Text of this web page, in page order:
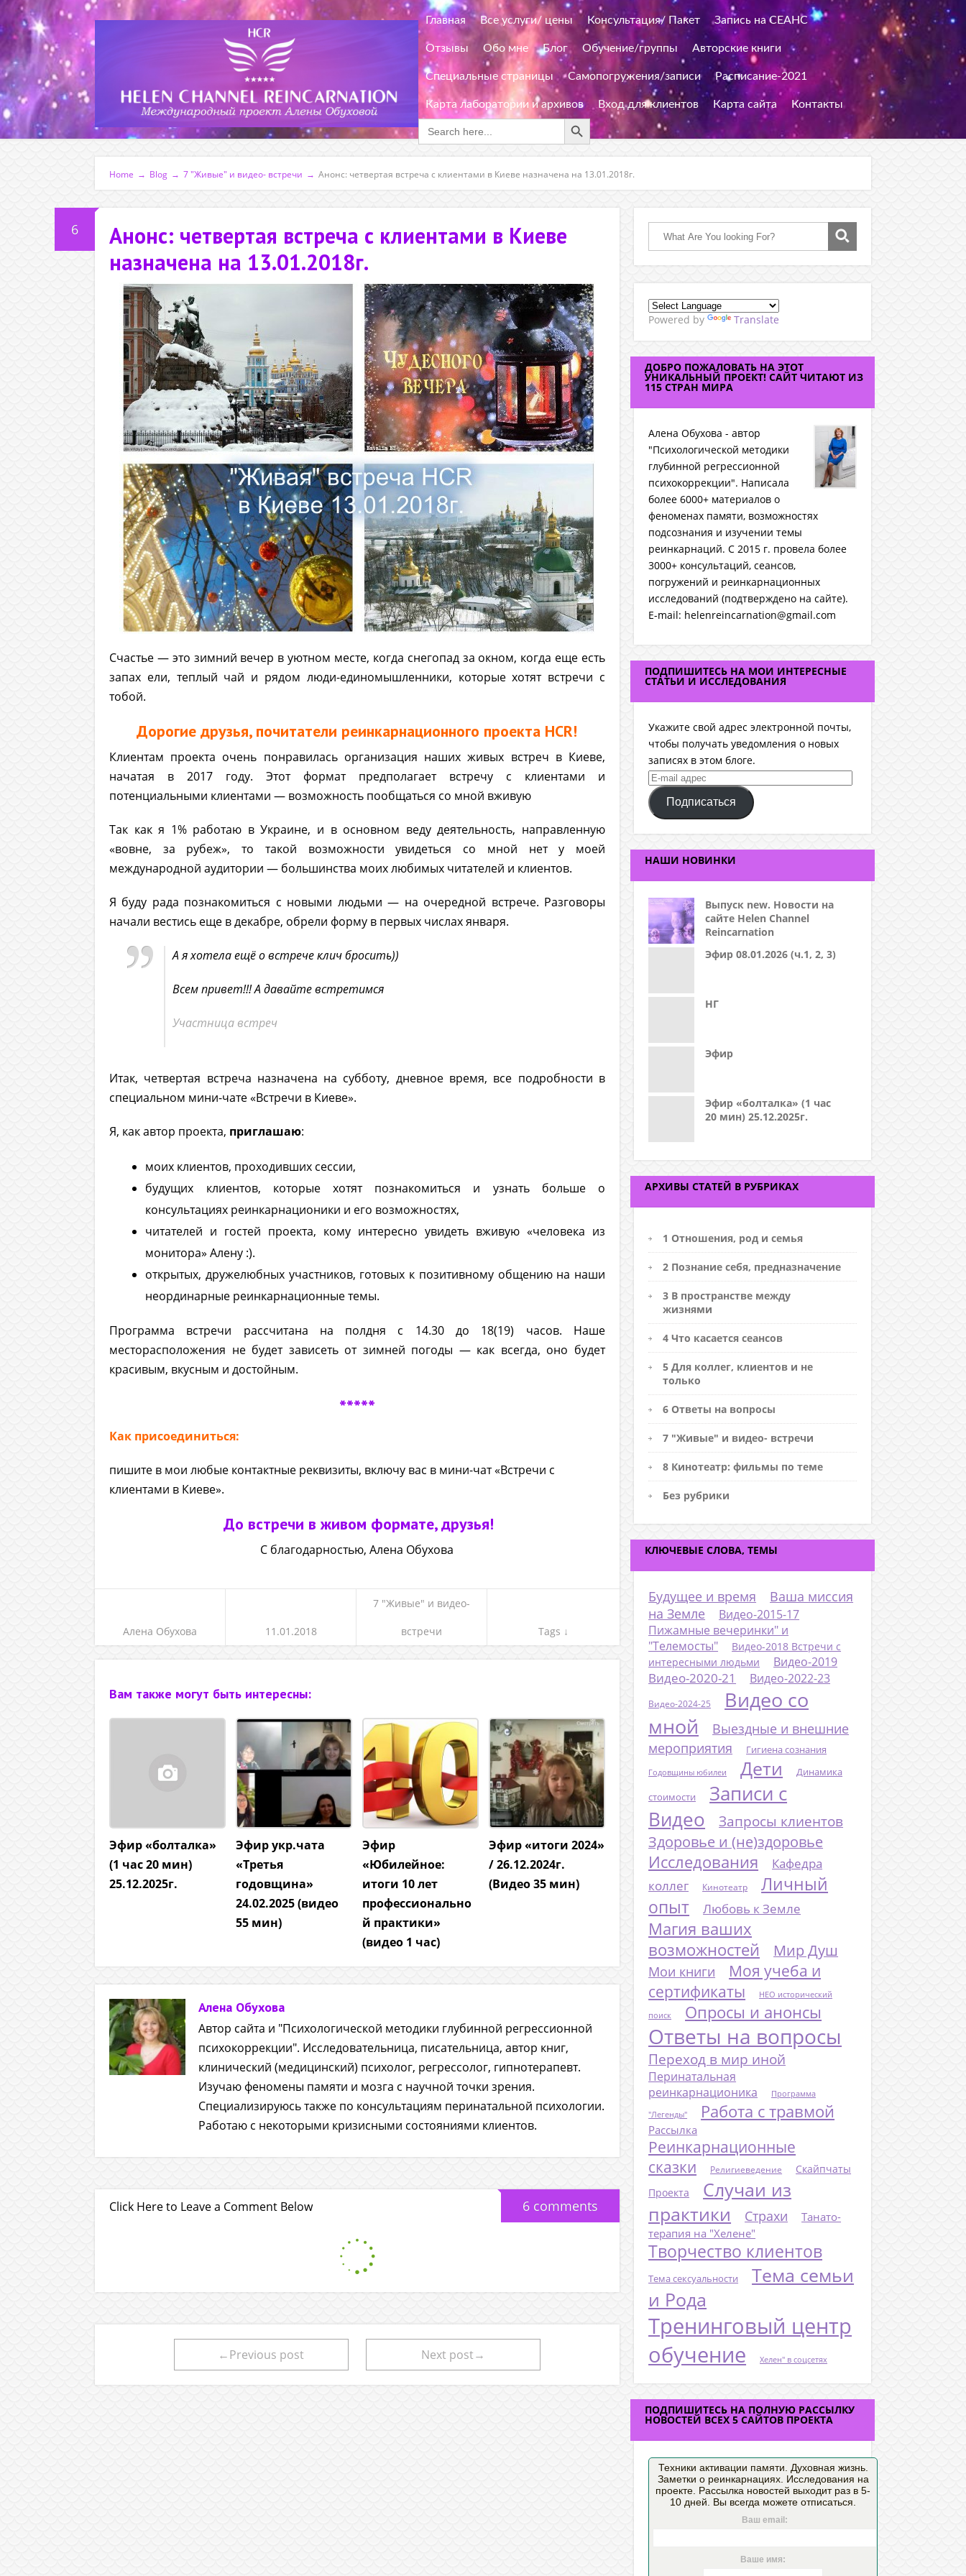
Главная Все услуги/ цены Консультация/ Пакет Запись на СЕАНС
Отзывы Обо мне Блог Обучение/группы Авторские книги
Специальные страницы Самопогружения/записи Расписание-2021
Карта лаборатории и архивов Вход для клиентов Карта сайта
Контакты
for:
Search Button
Home → Blog → 7 "Живые" и видео- встречи → Анонс: четвертая встреча с клиентами в Киеве назначена на 13.01.2018г.
6
Анонс: четвертая встреча с клиентами в Киеве
назначена на 13.01.2018г.
Счастье — это зимний вечер в уютном месте, когда снегопад за окном, когда еще есть
запах ели, теплый чай и рядом люди-единомышленники, которые хотят встречи с
тобой.
Дорогие друзья, почитатели реинкарнационного проекта HCR!
Клиентам проекта очень понравилась организация наших живых встреч в Киеве,
начатая в 2017 году. Этот формат предполагает встречу с клиентами и
потенциальными клиентами — возможность пообщаться со мной вживую
Так как я 1% работаю в Украине, и в основном веду деятельность, направленную
«вовне, за рубеж», то такой возможности увидеться со мной нет у моей
международной аудитории — большинства моих любимых читателей и клиентов.
Я буду рада познакомиться с новыми людьми — на очередной встрече. Разговоры
начали вестись еще в декабре, обрели форму в первых числах января.
А я хотела ещё о встрече клич бросить))
Всем привет!!! А давайте встретимся
Участница встреч
Итак, четвертая встреча назначена на субботу, дневное время, все подробности в
специальном мини-чате «Встречи в Киеве».
Я, как автор проекта, приглашаю:
моих клиентов, проходивших сессии,
будущих клиентов, которые хотят познакомиться и узнать больше о
консультациях реинкарнационики и его возможностях,
читателей и гостей проекта, кому интересно увидеть вживую «человека из
монитора» Алену :).
открытых, дружелюбных участников, готовых к позитивному общению на наши
неординарные реинкарнационные темы.
Программа встречи рассчитана на полдня с 14.30 до 18(19) часов. Наше
месторасположения не будет зависеть от зимней погоды — как всегда, оно будет
красивым, вкусным и достойным.
*****
Как присоединиться:
пишите в мои любые контактные реквизиты, включу вас в мини-чат «Встречи с
клиентами в Киеве».
.До встречи в живом формате, друзья!
С благодарностью, Алена Обухова
Алена Обухова 11.01.2018
7 "Живые" и видео-
встречи Tags ↓
Вам также могут быть интересны:
Эфир «болталка»
(1 час 20 мин)
25.12.2025г.
Эфир укр.чата
«Третья
годовщина»
24.02.2025 (видео
55 мин)
Эфир
«Юбилейное:
итоги 10 лет
профессионально
й практики»
(видео 1 час)
Эфир «итоги 2024»
/ 26.12.2024г.
(Видео 35 мин)
Алена Обухова
Автор сайта и "Психологической методики глубинной регрессионной
психокоррекции". Исследовательница, писательница, автор книг,
клинический (медицинский) психолог, регрессолог, гипнотерапевт.
Изучаю феномены памяти и мозга с научной точки зрения.
Специализируюсь также по консультациям перинатальной психологии.
Работаю с некоторыми кризисными состояниями клиентов.
Click Here to Leave a Comment Below 6 comments
←Previous post Next post→
Powered by Translate
ДОБРО ПОЖАЛОВАТЬ НА ЭТОТ
УНИКАЛЬНЫЙ ПРОЕКТ! САЙТ ЧИТАЮТ ИЗ
115 СТРАН МИРА
Алена Обухова - автор
"Психологической методики
глубинной регрессионной
психокоррекции". Написала
более 6000+ материалов о
феноменах памяти, возможностях
подсознания и изучении темы
реинкарнаций. C 2015 г. провела более
3000+ консультаций, сеансов,
погружений и реинкарнационных
исследований (подтверждено на сайте).
E-mail: helenreincarnation@gmail.com
ПОДПИШИТЕСЬ НА МОИ ИНТЕРЕСНЫЕ
СТАТЬИ И ИССЛЕДОВАНИЯ
Укажите свой адрес электронной почты,
чтобы получать уведомления о новых
записях в этом блоге.
E-
mail
адрес
Подписаться
НАШИ НОВИНКИ
Выпуск new. Новости на
сайте Helen Channel
Reincarnation
Эфир 08.01.2026 (ч.1, 2, 3)
НГ
Эфир
Эфир «болталка» (1 час
20 мин) 25.12.2025г.
АРХИВЫ СТАТЕЙ В РУБРИКАХ
1 Отношения, род и семья
2 Познание себя, предназначение
3 В пространстве между
жизнями
4 Что касается сеансов
5 Для коллег, клиентов и не
только
6 Ответы на вопросы
7 "Живые" и видео- встречи
8 Кинотеатр: фильмы по теме
Без рубрики
КЛЮЧЕВЫЕ СЛОВА, ТЕМЫ
Будущее и время
Ваша миссия
на Земле
Видео-2015-17
Пижамные вечеринки" и
"Телемосты"
Видео-2018 Встречи с
интересными людьми
Видео-2019
Видео-2020-21 Видео-2022-23
Видео-2024-25
Видео со
мной
Выездные и внешние
мероприятия
Гигиена сознания
Годовщины юбилеи Дети
Динамика
стоимости
Записи с
Видео
Запросы клиентов
Здоровье и (не)здоровье
Исследования
Кафедра
коллег
Кинотеатр
Личный
опыт
Любовь к Земле
Магия ваших
возможностей
Мир Душ
Мои книги
Моя учеба и
сертификаты
НЕО исторический
поиск Опросы и анонсы
Ответы на вопросы
Переход в мир иной
Перинатальная
реинкарнационика
Программа
"Легенды"
Работа с травмой
Рассылка
Реинкарнационные
сказки
Религиеведение
Скайпчаты
Проекта
Случаи из
практики
Страхи
Танато-
терапия на "Хелене"
Творчество клиентов
Тема сексуальности
Тема семьи
и Рода
Тренинговый центр
обучение
Хелен" в соцсетях
ПОДПИШИТЕСЬ НА ПОЛНУЮ РАССЫЛКУ
НОВОСТЕЙ ВСЕХ 5 САЙТОВ ПРОЕКТА
Техники активации памяти. Духовная жизнь.
Заметки о реинкарнациях. Исследования на
проекте. Рассылка новостей выходит раз в 5-
10 дней. Вы всегда можете отписаться.
Ваш email:
Ваше имя: